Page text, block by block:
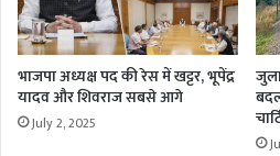
भाजपा अध्यक्ष पद की रेस में खट्टर, भूपेंद्र
यादव और शिवराज सबसे आगे
July 2, 2025